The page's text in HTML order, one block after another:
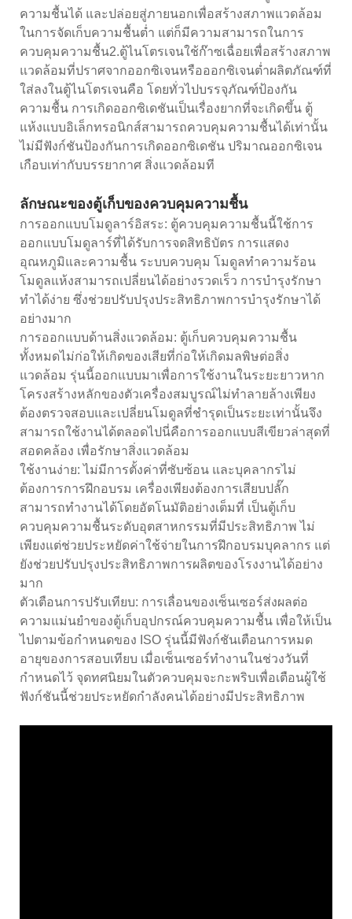
ความชื้นได้ และปล่อยสู่ภายนอกเพื่อสร้างสภาพแวดล้อม
ในการจัดเก็บความชื้นต่ำ แต่ก็มีความสามารถในการ
ควบคุมความชื้น2.ตู้ไนโตรเจนใช้ก๊าซเฉื่อยเพื่อสร้างสภาพ
แวดล้อมที่ปราศจากออกซิเจนหรือออกซิเจนต่ำผลิตภัณฑ์ที่
ใส่ลงในตู้ไนโตรเจนคือ โดยทั่วไปบรรจุภัณฑ์ป้องกัน
ความชื้น การเกิดออกซิเดชันเป็นเรื่องยากที่จะเกิดขึ้น ตู้
แห้งแบบอิเล็กทรอนิกส์สามารถควบคุมความชื้นได้เท่านั้น
ไม่มีฟังก์ชันป้องกันการเกิดออกซิเดชัน ปริมาณออกซิเจน
เกือบเท่ากับบรรยากาศ สิ่งแวดล้อมที
ลักษณะของตู้เก็บของควบคุมความชื้น
การออกแบบโมดูลาร์อิสระ: ตู้ควบคุมความชื้นนี้ใช้การ
ออกแบบโมดูลาร์ที่ได้รับการจดสิทธิบัตร การแสดง
อุณหภูมิและความชื้น ระบบควบคุม โมดูลทำความร้อน
โมดูลแห้งสามารถเปลี่ยนได้อย่างรวดเร็ว การบำรุงรักษา
ทำได้ง่าย ซึ่งช่วยปรับปรุงประสิทธิภาพการบำรุงรักษาได้
อย่างมาก
การออกแบบด้านสิ่งแวดล้อม: ตู้เก็บควบคุมความชื้น
ทั้งหมดไม่ก่อให้เกิดของเสียที่ก่อให้เกิดมลพิษต่อสิ่ง
แวดล้อม รุ่นนี้ออกแบบมาเพื่อการใช้งานในระยะยาวหาก
โครงสร้างหลักของตัวเครื่องสมบูรณ์ไม่ทำลายล้างเพียง
ต้องตรวจสอบและเปลี่ยนโมดูลที่ชำรุดเป็นระยะเท่านั้นจึง
สามารถใช้งานได้ตลอดไปนี่คือการออกแบบสีเขียวล่าสุดที่
สอดคล้อง เพื่อรักษาสิ่งแวดล้อม
ใช้งานง่าย: ไม่มีการตั้งค่าที่ซับซ้อน และบุคลากรไม่
ต้องการการฝึกอบรม เครื่องเพียงต้องการเสียบปลั๊ก
สามารถทำงานได้โดยอัตโนมัติอย่างเต็มที่ เป็นตู้เก็บ
ควบคุมความชื้นระดับอุตสาหกรรมที่มีประสิทธิภาพ ไม่
เพียงแต่ช่วยประหยัดค่าใช้จ่ายในการฝึกอบรมบุคลากร แต่
ยังช่วยปรับปรุงประสิทธิภาพการผลิตของโรงงานได้อย่าง
มาก
ตัวเตือนการปรับเทียบ: การเลื่อนของเซ็นเซอร์ส่งผลต่อ
ความแม่นยำของตู้เก็บอุปกรณ์ควบคุมความชื้น เพื่อให้เป็น
ไปตามข้อกำหนดของ ISO รุ่นนี้มีฟังก์ชันเตือนการหมด
อายุของการสอบเทียบ เมื่อเซ็นเซอร์ทำงานในช่วงวันที่
กำหนดไว้ จุดทศนิยมในตัวควบคุมจะกะพริบเพื่อเตือนผู้ใช้
ฟังก์ชันนี้ช่วยประหยัดกำลังคนได้อย่างมีประสิทธิภาพ